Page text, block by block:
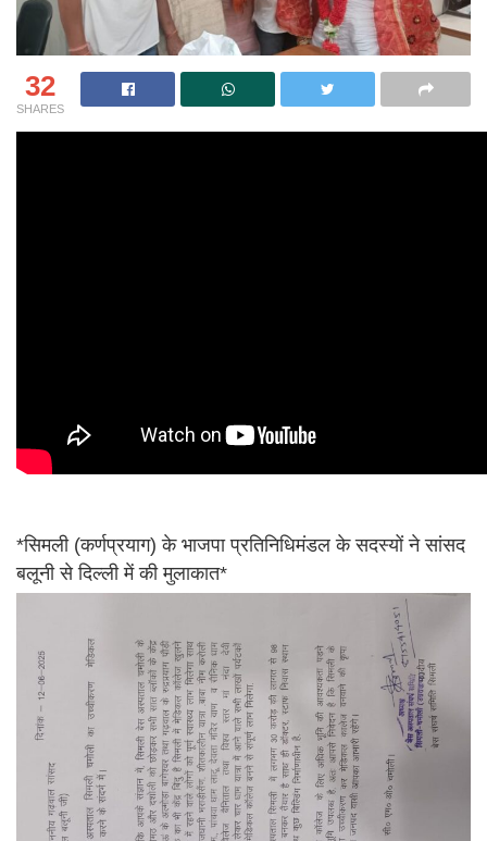
32
SHARES
*सिमली (कर्णप्रयाग) के भाजपा प्रतिनिधिमंडल के सदस्यों ने सांसद
बलूनी से दिल्ली में की मुलाकात*